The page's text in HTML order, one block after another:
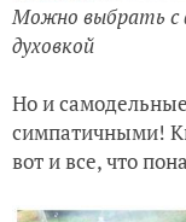
Можно выбрать с
духовкой
Но и
симпатичными!
вот и все, что